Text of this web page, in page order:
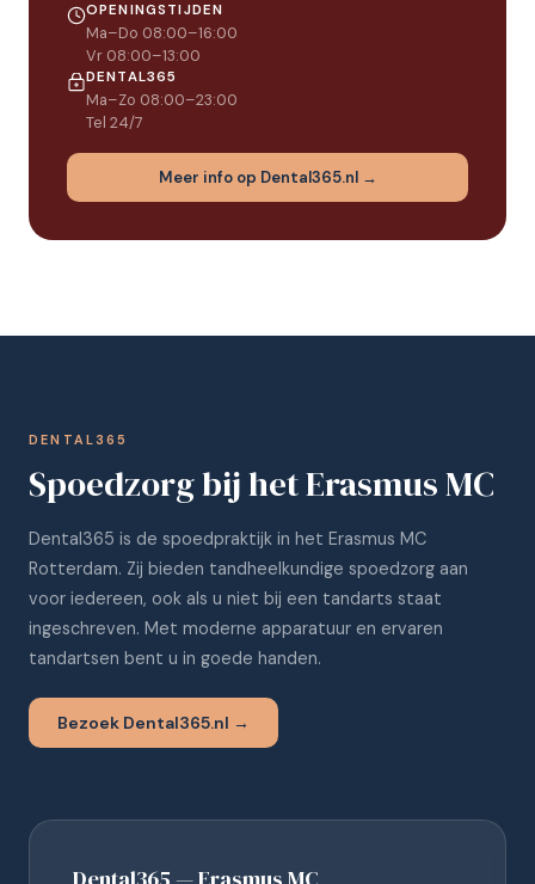
OPENINGSTIJDEN
Ma–Do 08:00–16:00
Vr 08:00–13:00
DENTAL365
Ma–Zo 08:00–23:00
Tel 24/7
Meer info op Dental365.nl →
DENTAL365
Spoedzorg bij het Erasmus MC
Dental365 is de spoedpraktijk in het Erasmus MC
Rotterdam. Zij bieden tandheelkundige spoedzorg aan
voor iedereen, ook als u niet bij een tandarts staat
ingeschreven. Met moderne apparatuur en ervaren
tandartsen bent u in goede handen.
Bezoek Dental365.nl →